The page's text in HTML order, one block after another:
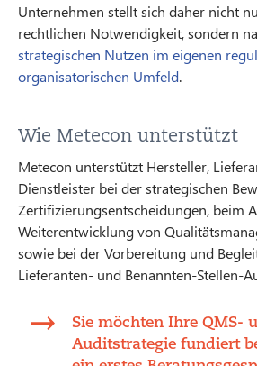
Unternehmen stellt sich daher nicht
rechtlichen Notwendigkeit, sondern
strategischen Nutzen im eigenen
organisatorischen Umfeld.
Wie Metecon unterstützt
Metecon unterstützt Hersteller,
Dienstleister bei der strategischen
Zertifizierungsentscheidungen, beim
Weiterentwicklung von
sowie bei der Vorbereitung und
Lieferanten- und Benannten-Stellen-
Sie möchten Ihre QMS-
Auditstrategie fundiert